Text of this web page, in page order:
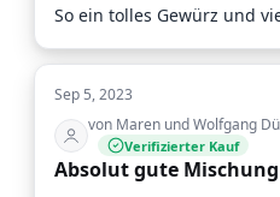
So ein tolles Gewürz und
Sep 5, 2023
von Maren und Wolfgang
Verifizierter Kauf
Absolut gute Mischung